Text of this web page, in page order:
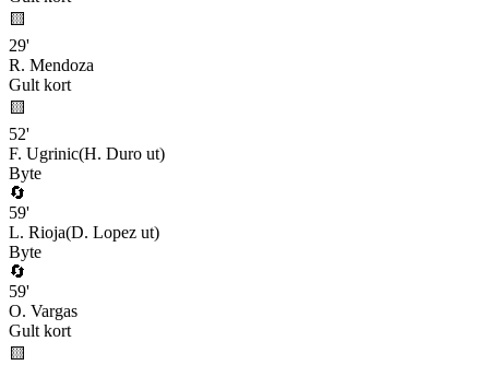
🟨
29'
R. Mendoza
Gult kort
🟨
52'
F. Ugrinic(H. Duro ut)
Byte
🔄
59'
L. Rioja(D. Lopez ut)
Byte
🔄
59'
O. Vargas
Gult kort
🟨